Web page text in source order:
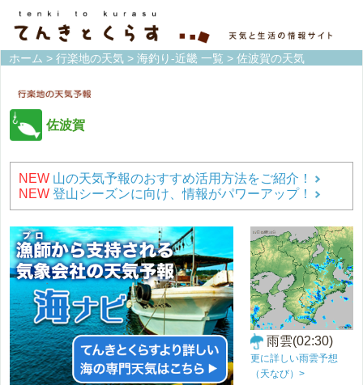
ホーム > 行楽地の天気 > 海釣り-近畿 一覧 > 佐波賀の天気
佐波賀
NEW 山の天気予報のおすすめ活用方法をご紹介！
NEW 登山シーズンに向け、情報がパワーアップ！
雨雲(02:30)
更に詳しい雨雲予想
（天なび）>